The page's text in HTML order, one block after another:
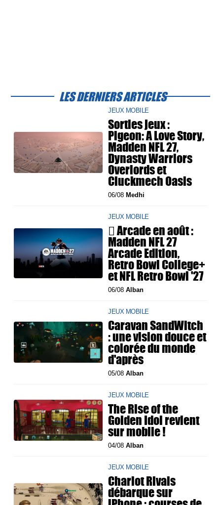
LES DERNIERS ARTICLES
JEUX MOBILE
Sorties jeux :
Pigeon: A Love Story,
Madden NFL 27,
Dynasty Warriors
Overlords et
Cluckmech Oasis
06/08 Medhi
JEUX MOBILE
 Arcade en août :
Madden NFL 27
Arcade Edition,
Retro Bowl College+
et NFL Retro Bowl '27
06/08Alban
JEUX MOBILE
Caravan SandWitch
: une vision douce et
colorée du monde
d'après
05/08Alban
JEUX MOBILE
The Rise of the
Golden Idol revient
sur mobile !
04/08Alban
JEUX MOBILE
Chariot Rivals
débarque sur